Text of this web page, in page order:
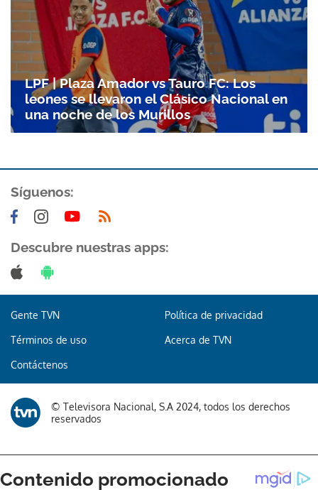
Gracias por suscribirte a nuestro boletín.
LPF | Plaza Amador vs Tauro FC: Los
leones se llevaron el Clásico Nacional en
una noche de los Murillos
Síguenos:
Descubre nuestras apps:
Gente TVN Política de privacidad
Términos de uso Acerca de TVN
Contáctenos
© Televisora Nacional, S.A 2024, todos los derechos
reservados